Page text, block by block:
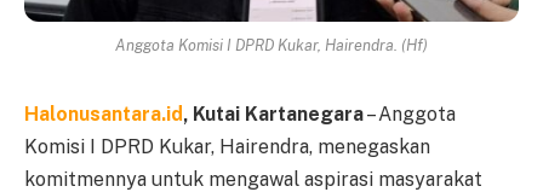
Anggota Komisi I DPRD Kukar, Hairendra. (Hf)
Halonusantara.id, Kutai Kartanegara– Anggota
Komisi I DPRD Kukar, Hairendra, menegaskan
komitmennya untuk mengawal aspirasi masyarakat